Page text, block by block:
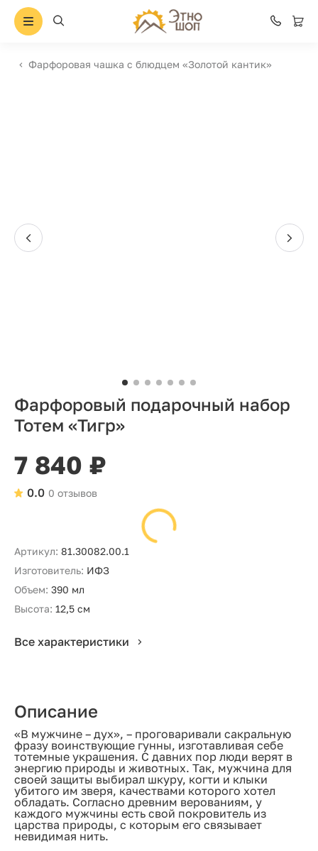
Фарфоровая чашка с блюдцем «Золотой кантик»
Фарфоровый подарочный набор
Тотем «Тигр»
7 840 ₽
0 отзывов
0.0
Артикул: 81.30082.00.1
Изготовитель: ИФЗ
Объем: 390 мл
Высота: 12,5 см
Все характеристики
Описание
«В мужчине – дух», – проговаривали сакральную
фразу воинствующие гунны, изготавливая себе
тотемные украшения. С давних пор люди верят в
энергию природы и животных. Так, мужчина для
своей защиты выбирал шкуру, когти и клыки
убитого им зверя, качествами которого хотел
обладать. Согласно древним верованиям, у
каждого мужчины есть свой покровитель из
царства природы, с которым его связывает
невидимая нить.